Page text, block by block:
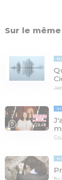
Sur le
29:46